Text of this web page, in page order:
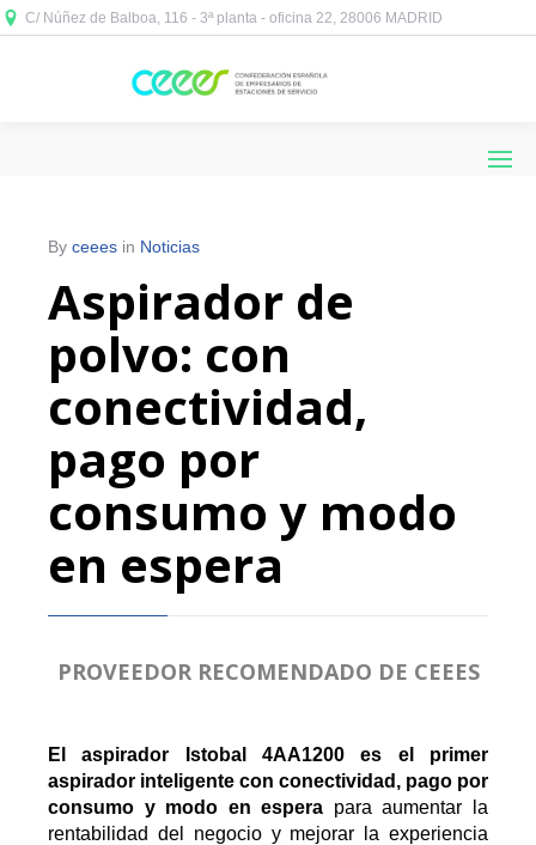
C/ Núñez de Balboa, 116 - 3ª planta - oficina 22, 28006 MADRID
By ceees in Noticias
Aspirador de
polvo: con
conectividad,
pago por
consumo y modo
en espera
PROVEEDOR RECOMENDADO DE CEEES
El aspirador Istobal 4AA1200 es el primer
aspirador inteligente con conectividad, pago por
consumo y modo en espera para aumentar la
rentabilidad del negocio y mejorar la experiencia